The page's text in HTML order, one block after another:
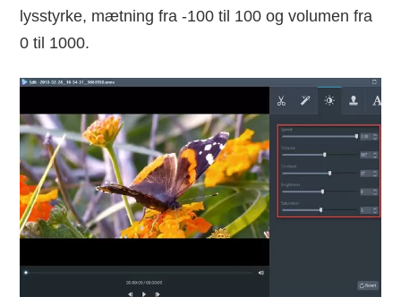
lysstyrke, mætning fra -100 til 100 og volumen fra
0 til 1000.